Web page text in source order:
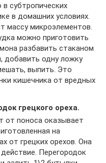
субтропических
в домашних условиях.
массу микроэлементов.
можно приготовить
разбавить стаканом
добавить одну ложку
выпить. Это
кишечника от вредных
грецкого ореха.
от поноса оказывает
на
от грецких орехов. Она
Перегородок